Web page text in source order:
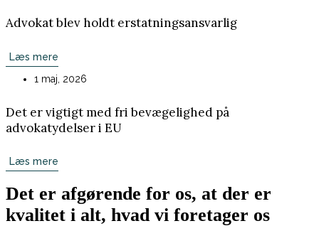
Advokat blev holdt erstatningsansvarlig
Læs mere
1 maj, 2026
Det er vigtigt med fri bevægelighed på
advokatydelser i EU
Læs mere
Det er afgørende for os, at der er
kvalitet i alt, hvad vi foretager os